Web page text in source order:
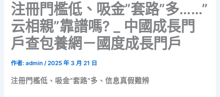
注冊門檻低、吸金”套路”多……”
云相親”靠譜嗎? _ 中國成長門
戶查包養網－國度成長門戶
作者:admin/2025 年 3 月 21 日
注冊門檻低、吸金“套路”多、信息真假難辨